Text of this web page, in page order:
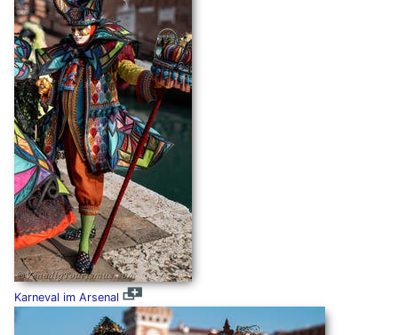
Karneval im Arsenal